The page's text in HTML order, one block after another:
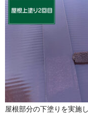
屋根部分の下塗りを実施し